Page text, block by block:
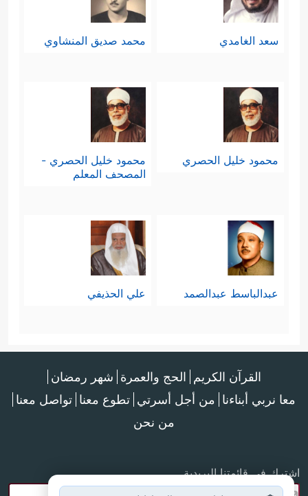
سعد الغامدي محمد صديق المنشاوي
محمود خليل الحصري
محمود خليل الحصري -
المصحف المعلم
عبدالباسط عبدالصمد علي الحذيفي
القرآن الكريم الحج والعمرة شهر رمضان
معا نربي أبناءنا من أجل أسرتي تطوع معنا تواصل معنا
من نحن
اشترك في قائمتنا البريدية